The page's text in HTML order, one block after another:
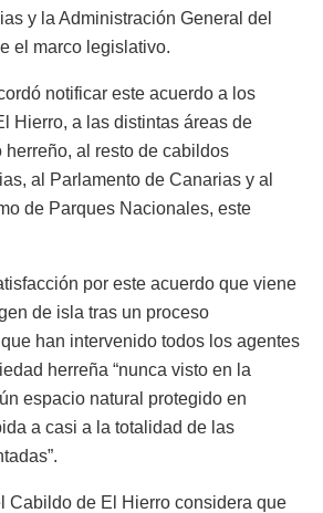
y la Administración General del
el marco legislativo.
notificar este acuerdo a los
Hierro, a las distintas áreas de
al resto de cabildos
al Parlamento de Canarias y al
de Parques Nacionales, este
por este acuerdo que viene
de isla tras un proceso
han intervenido todos los agentes
herreña “nunca visto en la
espacio natural protegido en
a casi a la totalidad de las
Cabildo de El Hierro considera que